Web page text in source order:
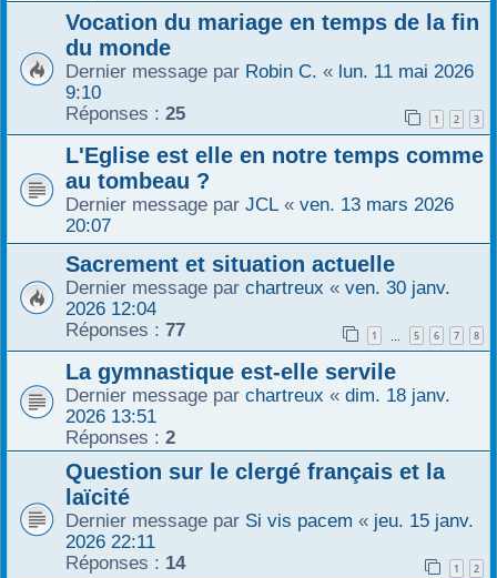
Vocation du mariage en temps de la fin
du monde
Dernier message par Robin C. « lun. 11 mai 2026
9:10
Réponses : 25 1 2 3
L'Eglise est elle en notre temps comme
au tombeau ?
Dernier message par JCL « ven. 13 mars 2026
20:07
Sacrement et situation actuelle
Dernier message par chartreux « ven. 30 janv.
2026 12:04
Réponses : 77 1 … 5 6 7 8
La gymnastique est-elle servile
Dernier message par chartreux « dim. 18 janv.
2026 13:51
Réponses : 2
Question sur le clergé français et la
laïcité
Dernier message par Si vis pacem « jeu. 15 janv.
2026 22:11
Réponses : 14 1 2